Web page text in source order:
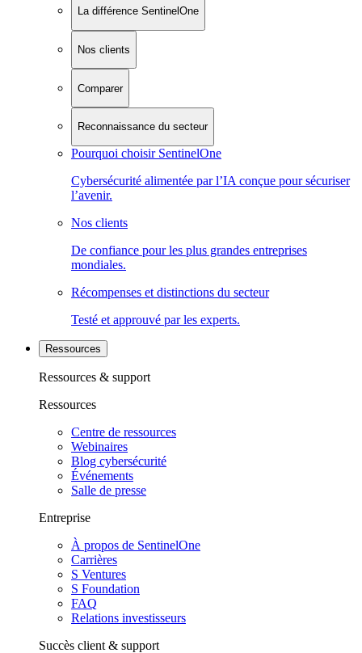
La différence SentinelOne
Nos clients
Comparer
Reconnaissance du secteur
Pourquoi choisir SentinelOne
Cybersécurité alimentée par l’IA conçue pour sécuriser
l’avenir.
Nos clients
De confiance pour les plus grandes entreprises
mondiales.
Récompenses et distinctions du secteur
Testé et approuvé par les experts.
Ressources
Ressources & support
Ressources
Centre de ressources
Webinaires
Blog cybersécurité
Événements
Salle de presse
Entreprise
À propos de SentinelOne
Carrières
S Ventures
S Foundation
FAQ
Relations investisseurs
Succès client & support